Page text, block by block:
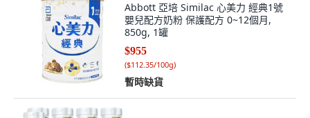
Abbott 亞培 Similac 心美力 經典1號
嬰兒配方奶粉 保護配方 0~12個月,
850g, 1罐
$955
($112.35/100g)
暫時缺貨